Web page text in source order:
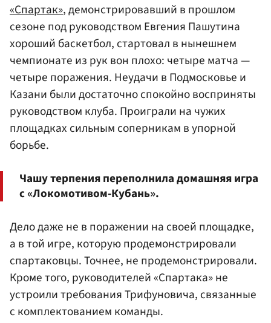
«Спартак», демонстрировавший в прошлом
сезоне под руководством Евгения Пашутина
хороший баскетбол, стартовал в нынешнем
чемпионате из рук вон плохо: четыре матча —
четыре поражения. Неудачи в Подмосковье и
Казани были достаточно спокойно восприняты
руководством клуба. Проиграли на чужих
площадках сильным соперникам в упорной
борьбе.
Чашу терпения переполнила домашняя игра
с «Локомотивом-Кубань».
Дело даже не в поражении на своей площадке,
а в той игре, которую продемонстрировали
спартаковцы. Точнее, не продемонстрировали.
Кроме того, руководителей «Спартака» не
устроили требования Трифуновича, связанные
с комплектованием команды.